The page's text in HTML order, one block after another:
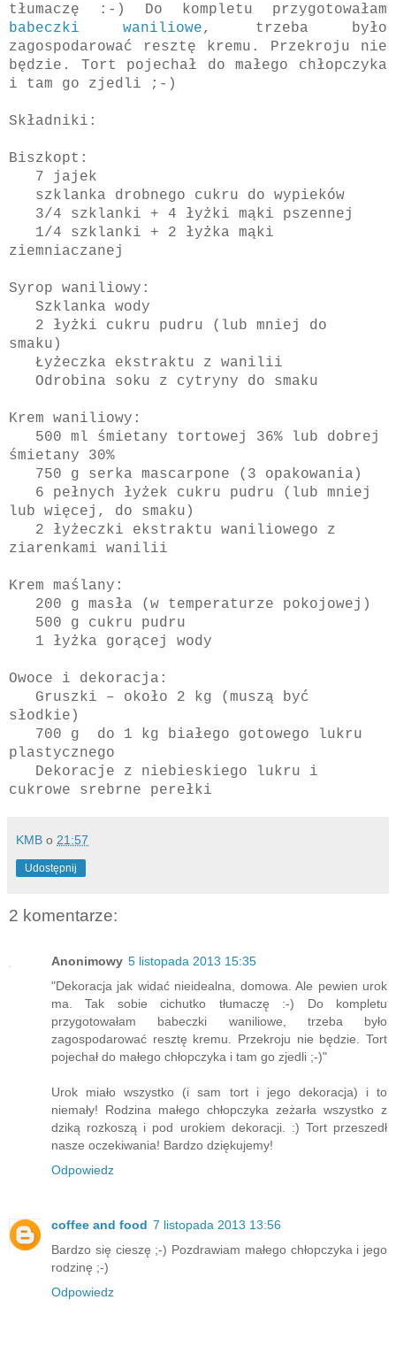
tłumaczę :-) Do kompletu przygotowałam
babeczki waniliowe, trzeba było
zagospodarować resztę kremu. Przekroju nie
będzie. Tort pojechał do małego chłopczyka
i tam go zjedli ;-)
Składniki:
Biszkopt:
7 jajek
szklanka drobnego cukru do wypieków
3/4 szklanki + 4 łyżki mąki pszennej
1/4 szklanki + 2 łyżka mąki
ziemniaczanej
Syrop waniliowy:
Szklanka wody
2 łyżki cukru pudru (lub mniej do
smaku)
Łyżeczka ekstraktu z wanilii
Odrobina soku z cytryny do smaku
Krem waniliowy:
500 ml śmietany tortowej 36% lub dobrej
śmietany 30%
750 g serka mascarpone (3 opakowania)
6 pełnych łyżek cukru pudru (lub mniej
lub więcej, do smaku)
2 łyżeczki ekstraktu waniliowego z
ziarenkami wanilii
Krem maślany:
200 g masła (w temperaturze pokojowej)
500 g cukru pudru
1 łyżka gorącej wody
Owoce i dekoracja:
Gruszki – około 2 kg (muszą być
słodkie)
700 g do 1 kg białego gotowego lukru
plastycznego
Dekoracje z niebieskiego lukru i
cukrowe srebrne perełki
KMB o 21:57
Udostępnij
2 komentarze:
Anonimowy 5 listopada 2013 15:35
"Dekoracja jak widać nieidealna, domowa. Ale pewien urok
ma. Tak sobie cichutko tłumaczę :-) Do kompletu
przygotowałam babeczki waniliowe, trzeba było
zagospodarować resztę kremu. Przekroju nie będzie. Tort
pojechał do małego chłopczyka i tam go zjedli ;-)"
Urok miało wszystko (i sam tort i jego dekoracja) i to
niemały! Rodzina małego chłopczyka zeżarła wszystko z
dziką rozkoszą i pod urokiem dekoracji. :) Tort przeszedł
nasze oczekiwania! Bardzo dziękujemy!
Odpowiedz
coffee and food 7 listopada 2013 13:56
Bardzo się cieszę ;-) Pozdrawiam małego chłopczyka i jego
rodzinę ;-)
Odpowiedz